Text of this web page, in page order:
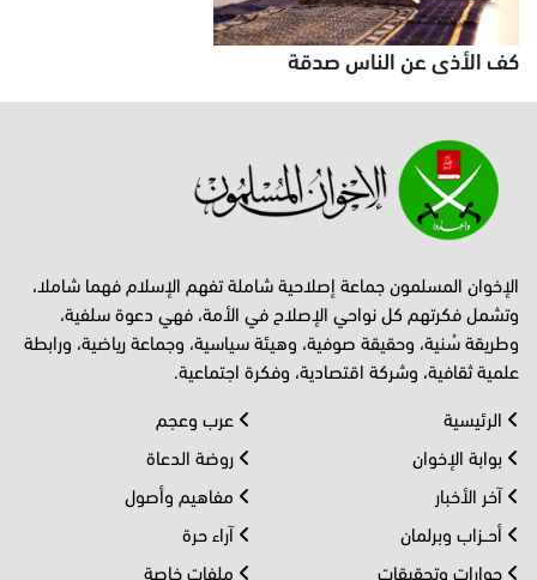
كف الأذى عن الناس صدقة
الإخوان المسلمون جماعة إصلاحية شاملة تفهم الإسلام فهما شاملا،
وتشمل فكرتهم كل نواحي الإصلاح في الأمة، فهي دعوة سلفية،
وطريقة سُنية، وحقيقة صوفية، وهيئة سياسية، وجماعة رياضية، ورابطة
علمية ثقافية، وشركة اقتصادية، وفكرة اجتماعية.
الرئيسية
بوابة الإخوان
آخر الأخبار
أحــزاب وبرلمان
حوارات وتحقيقات
عرب وعجم
روضة الدعاة
مفاهيم وأصول
آراء حرة
ملفات خاصة